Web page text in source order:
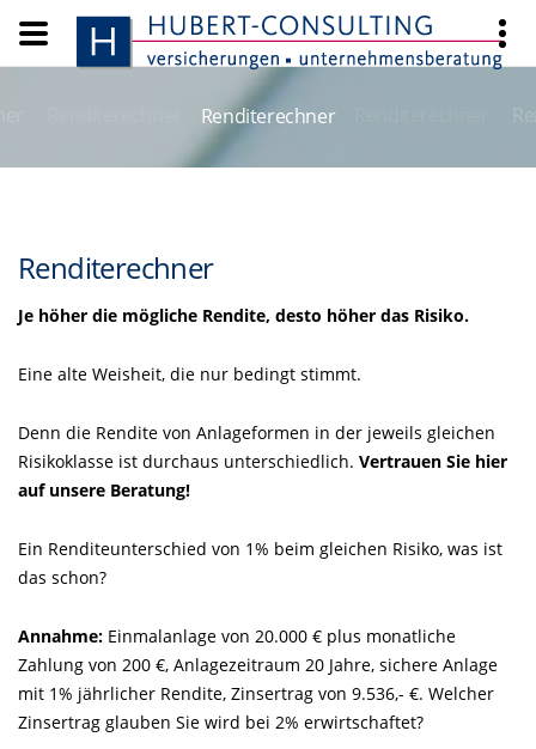
Renditerechner
Renditerechner
Je höher die mögliche Rendite, desto höher das Risiko.
Eine alte Weisheit, die nur bedingt stimmt.
Denn die Rendite von Anlageformen in der jeweils gleichen
Risikoklasse ist durchaus unterschiedlich. Vertrauen Sie hier
auf unsere Beratung!
Ein Renditeunterschied von 1% beim gleichen Risiko, was ist
das schon?
Annahme: Einmalanlage von 20.000 € plus monatliche
Zahlung von 200 €, Anlagezeitraum 20 Jahre, sichere Anlage
mit 1% jährlicher Rendite, Zinsertrag von 9.536,- €. Welcher
Zinsertrag glauben Sie wird bei 2% erwirtschaftet?